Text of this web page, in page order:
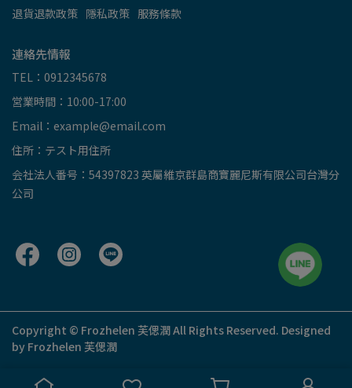
退貨退款政策 隱私政策 服務條款
連絡先情報
TEL：0912345678
営業時間：10:00-17:00
Email： example@email.com
住所：テスト用住所
会社法人番号：54397823 英屬維京群島商寶麗尼斯有限公司台灣分
公司
Copyright © Frozhelen 芙偲潤 All Rights Reserved. Designed
by Frozhelen 芙偲潤